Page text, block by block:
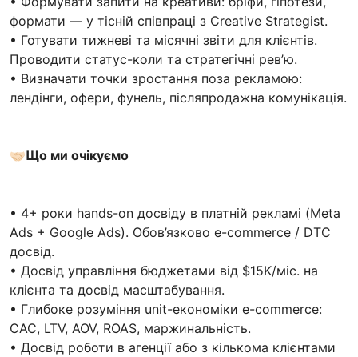
формати — у тісній співпраці з Creative Strategist.
• Готувати тижневі та місячні звіти для клієнтів.
Проводити статус-коли та стратегічні рев’ю.
• Визначати точки зростання поза рекламою:
лендінги, офери, фунель, післяпродажна комунікація.
🤝🏻Що ми очікуємо
• 4+ роки hands-on досвіду в платній рекламі (Meta
Ads + Google Ads). Обов’язково e-commerce / DTC
досвід.
• Досвід управління бюджетами від $15K/міс. на
клієнта та досвід масштабування.
• Глибоке розуміння unit-економіки e-commerce:
CAC, LTV, AOV, ROAS, маржинальність.
• Досвід роботи в агенції або з кількома клієнтами